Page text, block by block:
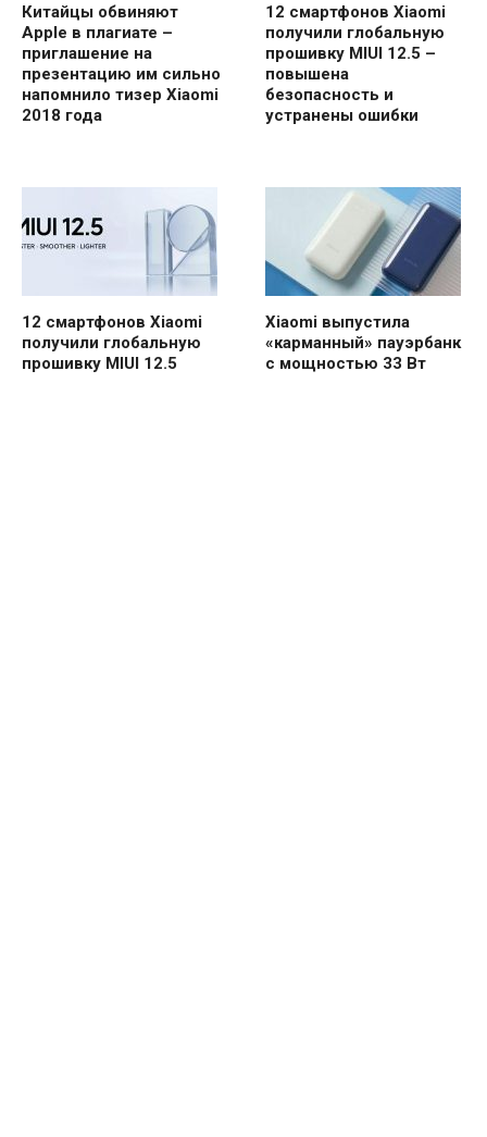
Китайцы обвиняют
Apple в плагиате –
приглашение на
презентацию им сильно
напомнило тизер Xiaomi
2018 года
12 смартфонов Xiaomi
получили глобальную
прошивку MIUI 12.5 –
повышена
безопасность и
устранены ошибки
12 смартфонов Xiaomi
получили глобальную
прошивку MIUI 12.5
Xiaomi выпустила
«карманный» пауэрбанк
с мощностью 33 Вт